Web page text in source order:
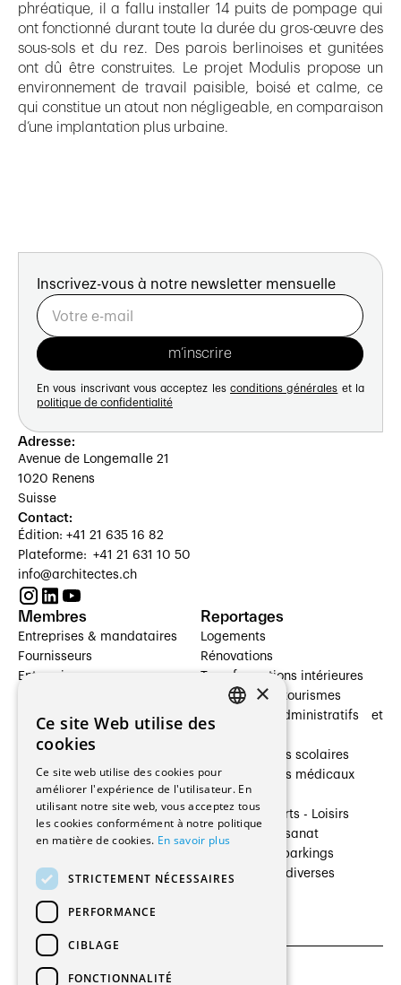
phréatique, il a fallu installer 14 puits de pompage qui
ont fonctionné durant toute la durée du gros-œuvre des
sous-sols et du rez. Des parois berlinoises et gunitées
ont dû être construites. Le projet Modulis propose un
environnement de travail paisible, boisé et calme, ce
qui constitue un atout non négligeable, en comparaison
d’une implantation plus urbaine.
Inscrivez-vous à notre newsletter mensuelle
En vous inscrivant vous acceptez les conditions générales et la
politique de confidentialité
Adresse:
Avenue de Longemalle 21
1020 Renens
Suisse
Contact:
Édition: +41 21 635 16 82
Plateforme: +41 21 631 10 50
info@architectes.ch
Membres
Entreprises & mandataires
Fournisseurs
Entreprises
Architectes paysagistes
Architectes d'intérieur
Entreprises générales
Ingénieurs et mandataires
Fabricants / Fournisseurs
Régies immobilières
Gestion PPE
Reportages
Logements
Rénovations
Transformations intérieures
Hôtelleries et tourismes
Bâtiments administratifs et
Établissements scolaires
Établissements médicaux
Villas
Cultures - Sports - Loisirs
Industrie - Artisanat
Transports et parkings
Constructions diverses
×
Ce site Web utilise des
cookies
Ce site web utilise des cookies pour
améliorer l'expérience de l'utilisateur. En
utilisant notre site web, vous acceptez tous
les cookies conformément à notre politique
en matière de cookies. En savoir plus
STRICTEMENT NÉCESSAIRES
PERFORMANCE
CIBLAGE
FONCTIONNALITÉ